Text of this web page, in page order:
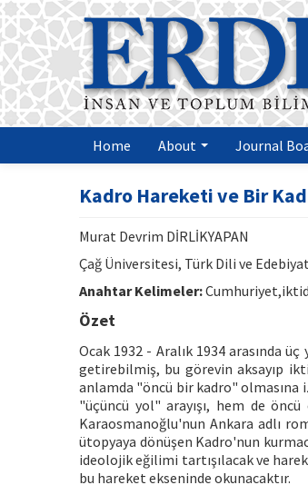
Home About Journal
Kadro Hareketi ve Bir
Murat Devrim DİRLİKYAPAN
Çağ Üniversitesi, Türk Dili ve
Anahtar Kelimeler:
Özet
Ocak 1932 - Aralık 1934 arasında
getirebilmiş, bu görevin aksayıp
anlamda "öncü bir kadro" olmasına
"üçüncü yol" arayışı, hem de
Karaosmanoğlu'nun Ankara adlı
ütopyaya dönüşen Kadro'nun
ideolojik eğilimi tartışılacak ve
bu hareket ekseninde okunacaktır.